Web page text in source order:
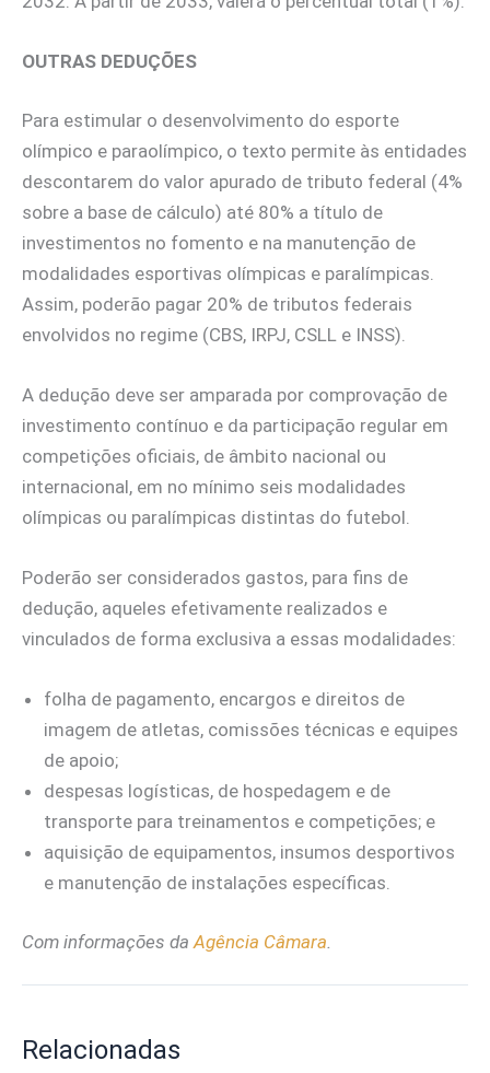
OUTRAS DEDUÇÕES
Para estimular o desenvolvimento do esporte
olímpico e paraolímpico, o texto permite às entidades
descontarem do valor apurado de tributo federal (4%
sobre a base de cálculo) até 80% a título de
investimentos no fomento e na manutenção de
modalidades esportivas olímpicas e paralímpicas.
Assim, poderão pagar 20% de tributos federais
envolvidos no regime (CBS, IRPJ, CSLL e INSS).
A dedução deve ser amparada por comprovação de
investimento contínuo e da participação regular em
competições oficiais, de âmbito nacional ou
internacional, em no mínimo seis modalidades
olímpicas ou paralímpicas distintas do futebol.
Poderão ser considerados gastos, para fins de
dedução, aqueles efetivamente realizados e
vinculados de forma exclusiva a essas modalidades:
folha de pagamento, encargos e direitos de
imagem de atletas, comissões técnicas e equipes
de apoio;
despesas logísticas, de hospedagem e de
transporte para treinamentos e competições; e
aquisição de equipamentos, insumos desportivos
e manutenção de instalações específicas.
Com informações da Agência Câmara
Relacionadas